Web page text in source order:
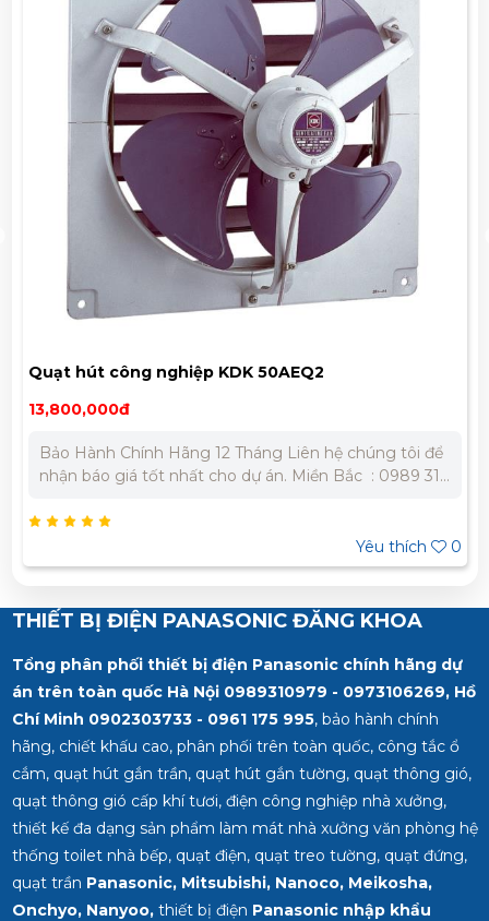
Quạt hút công nghiệp KDK 50AEQ2
13,800,000đ
Bảo Hành Chính Hãng 12 Tháng Liên hệ chúng tôi để
nhận báo giá tốt nhất cho dự án. Miền Bắc : 0989 310
332 980
Yêu thích
0
THIẾT BỊ ĐIỆN PANASONIC ĐĂNG KHOA
Tổng phân phối thiết bị điện Panasonic chính hãng dự
án trên toàn quốc Hà Nội 0989310979 - 0973106269, Hồ
Chí Minh 0902303733 - 0961 175 995, bảo hành chính
hãng, chiết khấu cao, phân phối trên toàn quốc, công tắc ổ
cắm, quạt hút gắn trần, quạt hút gắn tường, quạt thông gió,
quạt thông gió cấp khí tươi, điện công nghiệp nhà xưởng,
thiết kế đa dạng sản phẩm làm mát nhà xưởng văn phòng hệ
thống toilet nhà bếp, quạt điện, quạt treo tường, quạt đứng,
quạt trần Panasonic, Mitsubishi, Nanoco, Meikosha,
Onchyo, Nanyoo,thiết bị điện Panasonic nhập khẩu